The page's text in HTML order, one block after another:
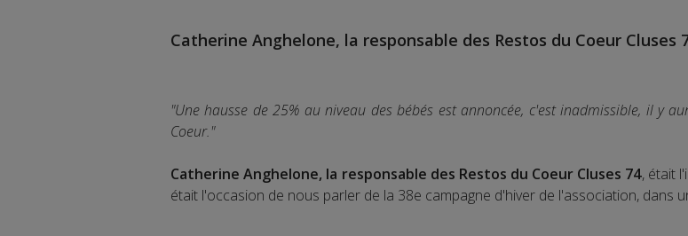
Catherine Anghelone, la responsable des Restos du Coeur Cluses
"Une hausse de 25% au niveau des bébés est annoncée, c'est inadmissible, il y
Coeur."
Catherine Anghelone, la responsable des Restos du Coeur Cluses 74, était
était l'occasion de nous parler de la 38e campagne d'hiver de l'association, dans